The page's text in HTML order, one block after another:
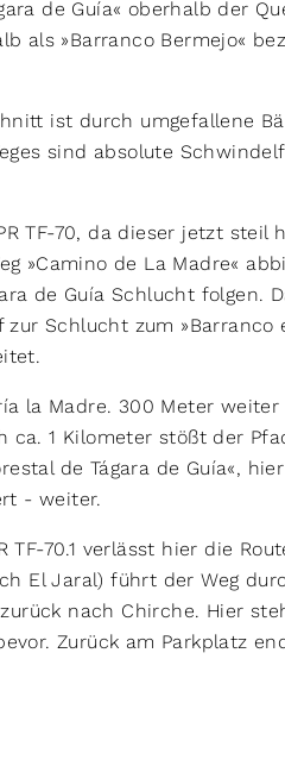
de Guía« oberhalb der
als »Barranco Bermejo«
ist durch umgefallene
sind absolute
TF-70, da dieser jetzt steil
»Camino de La Madre«
de Guía Schlucht folgen.
Schlucht zum »Barranco
la Madre. 300 Meter
ca. 1 Kilometer stößt der
de Tágara de Guía«,
- weiter.
TF-70.1 verlässt hier die
El Jaral) führt der Weg
nach Chirche. Hier
Zurück am Parkplatz